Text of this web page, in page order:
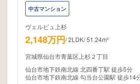
中古マンション
ヴェルビュ上杉
2,148万円/2LDK/51.24m²
宮城県仙台市青葉区上杉２丁目
仙台市地下鉄南北線 北四番丁駅 徒歩5分
仙台市地下鉄南北線 勾当台公園駅 徒歩14